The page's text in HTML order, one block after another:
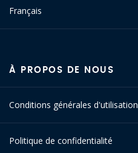
Français
À PROPOS DE NOUS
Conditions générales d'utilisation
Politique de confidentialité